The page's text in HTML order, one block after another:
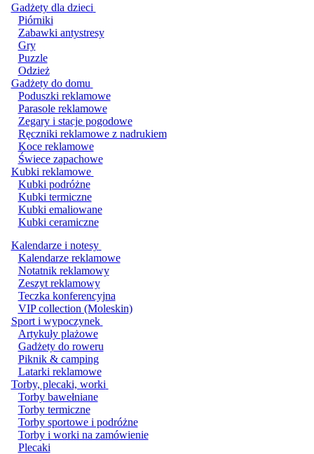
Gadżety dla dzieci
Piórniki
Zabawki antystresy
Gry
Puzzle
Odzież
Gadżety do domu
Poduszki reklamowe
Parasole reklamowe
Zegary i stacje pogodowe
Ręczniki reklamowe z nadrukiem
Koce reklamowe
Świece zapachowe
Kubki reklamowe
Kubki podróżne
Kubki termiczne
Kubki emaliowane
Kubki ceramiczne
Kalendarze i notesy
Kalendarze reklamowe
Notatnik reklamowy
Zeszyt reklamowy
Teczka konferencyjna
VIP collection (Moleskin)
Sport i wypoczynek
Artykuły plażowe
Gadżety do roweru
Piknik & camping
Latarki reklamowe
Torby, plecaki, worki
Torby bawełniane
Torby termiczne
Torby sportowe i podróżne
Torby i worki na zamówienie
Plecaki